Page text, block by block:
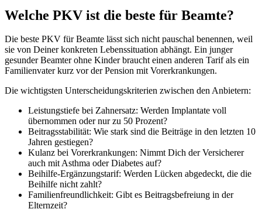
Welche PKV ist die beste für Beamte?
Die beste PKV für Beamte lässt sich nicht pauschal benennen, weil
sie von Deiner konkreten Lebenssituation abhängt. Ein junger
gesunder Beamter ohne Kinder braucht einen anderen Tarif als ein
Familienvater kurz vor der Pension mit Vorerkrankungen.
Die wichtigsten Unterscheidungskriterien zwischen den Anbietern:
Leistungstiefe bei Zahnersatz: Werden Implantate voll
übernommen oder nur zu 50 Prozent?
Beitragsstabilität: Wie stark sind die Beiträge in den letzten 10
Jahren gestiegen?
Kulanz bei Vorerkrankungen: Nimmt Dich der Versicherer
auch mit Asthma oder Diabetes auf?
Beihilfe-Ergänzungstarif: Werden Lücken abgedeckt, die die
Beihilfe nicht zahlt?
Familienfreundlichkeit: Gibt es Beitragsbefreiung in der
Elternzeit?